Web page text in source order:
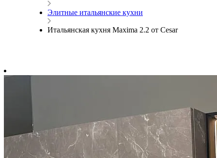
Элитные итальянские кухни
Итальянская кухня Maxima 2.2 от Cesar